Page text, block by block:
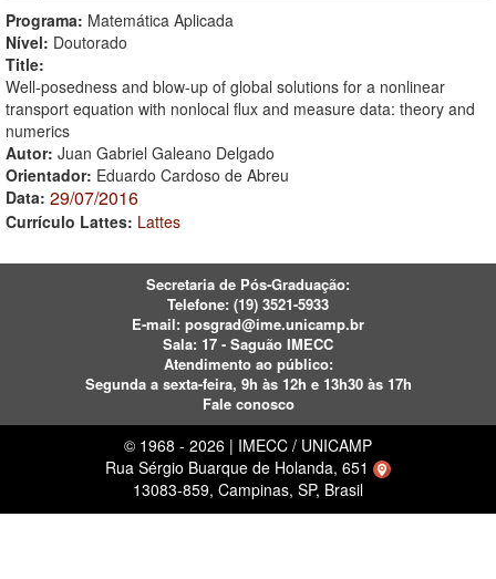
Programa: Matemática Aplicada
Nível: Doutorado
Title:
Well-posedness and blow-up of global solutions for a nonlinear
transport equation with nonlocal flux and measure data: theory and
numerics
Autor: Juan Gabriel Galeano Delgado
Orientador: Eduardo Cardoso de Abreu
Data: 29/07/2016
Currículo Lattes: Lattes
Secretaria de Pós-Graduação:
Telefone: (19) 3521-5933
E-mail: posgrad@ime.unicamp.br
Sala: 17 - Saguão IMECC
Atendimento ao público:
Segunda a sexta-feira, 9h às 12h e 13h30 às 17h
Fale conosco
© 1968 - 2026 | IMECC / UNICAMP
Rua Sérgio Buarque de Holanda, 651
13083-859, Campinas, SP, Brasil